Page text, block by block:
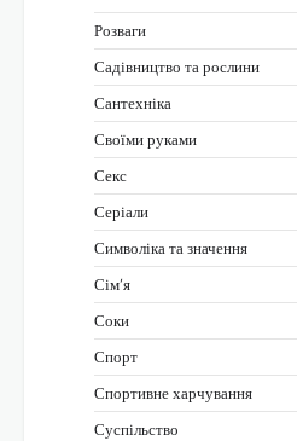
Розваги
Садівництво та рослини
Сантехніка
Своїми руками
Секс
Серіали
Символіка та значення
Сім’я
Соки
Спорт
Спортивне харчування
Суспільство